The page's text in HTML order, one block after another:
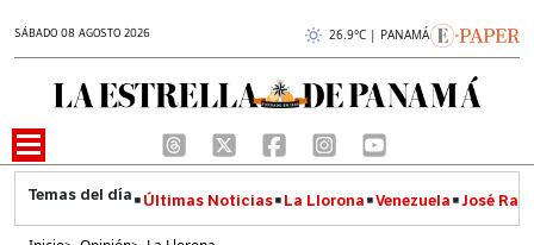
SÁBADO 08 AGOSTO 2026 26.9°C | PANAMÁ
Últimas Noticias La Llorona Venezuela José